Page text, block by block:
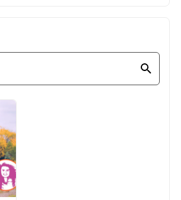
про Laura Loop у Хардервейку.
або просто трохи взяти участь.
який тобі підходить, головне —